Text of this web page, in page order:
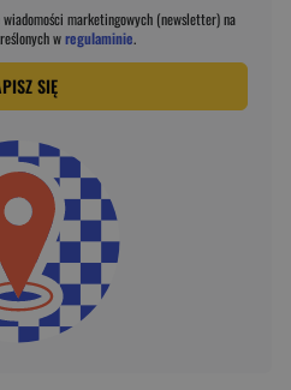
marketingowych (newsletter) na
wregulaminie.
SIĘ